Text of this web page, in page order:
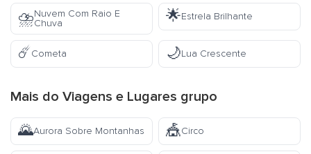
⛈️Nuvem Com Raio E
Chuva
🌟Estrela Brilhante
☄️Cometa 🌙Lua Crescente
Mais do Viagens e Lugares grupo
🌄Aurora Sobre Montanhas 🎪Circo